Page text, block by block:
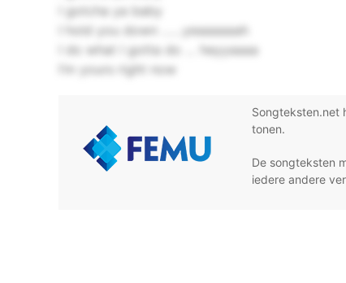
I gotcha ya baby
I hold you down ……yeaaaaaah
I do what I gotta do … heyyaaaa
I’m yours right now
Songteksten.net
tonen.
De songteksten
iedere andere